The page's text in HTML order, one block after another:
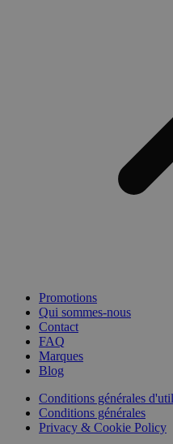
Promotions
Qui sommes-nous
Contact
FAQ
Marques
Blog
Conditions générales
Conditions générales
Privacy & Cookie Policy